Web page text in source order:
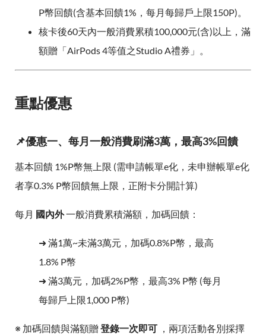
P幣回饋(含基本回饋1%，每月每歸戶上限150P)。
核卡後60天內一般消費累積100,000元(含)以上，滿
額贈「AirPods 4等值之Studio A禮券」。
重點優惠
📌優惠一、每月一般消費刷滿3萬，最高3%回饋
基本回饋 1%P幣無上限 (需申請帳單e化，未申辦帳單e化
者享0.3% P幣回饋無上限，正附卡分開計算)
每月 國內外一般消費累積滿額，加碼回饋：
➜ 滿1萬~未滿3萬元，加碼0.8%P幣，最高
1.8% P幣
➜ 滿3萬元，加碼2%P幣，最高3% P幣 (每月
每歸戶上限1,000 P幣)
※ 加碼回饋與滿額贈登錄一次即可 ，兩項活動各別採擇